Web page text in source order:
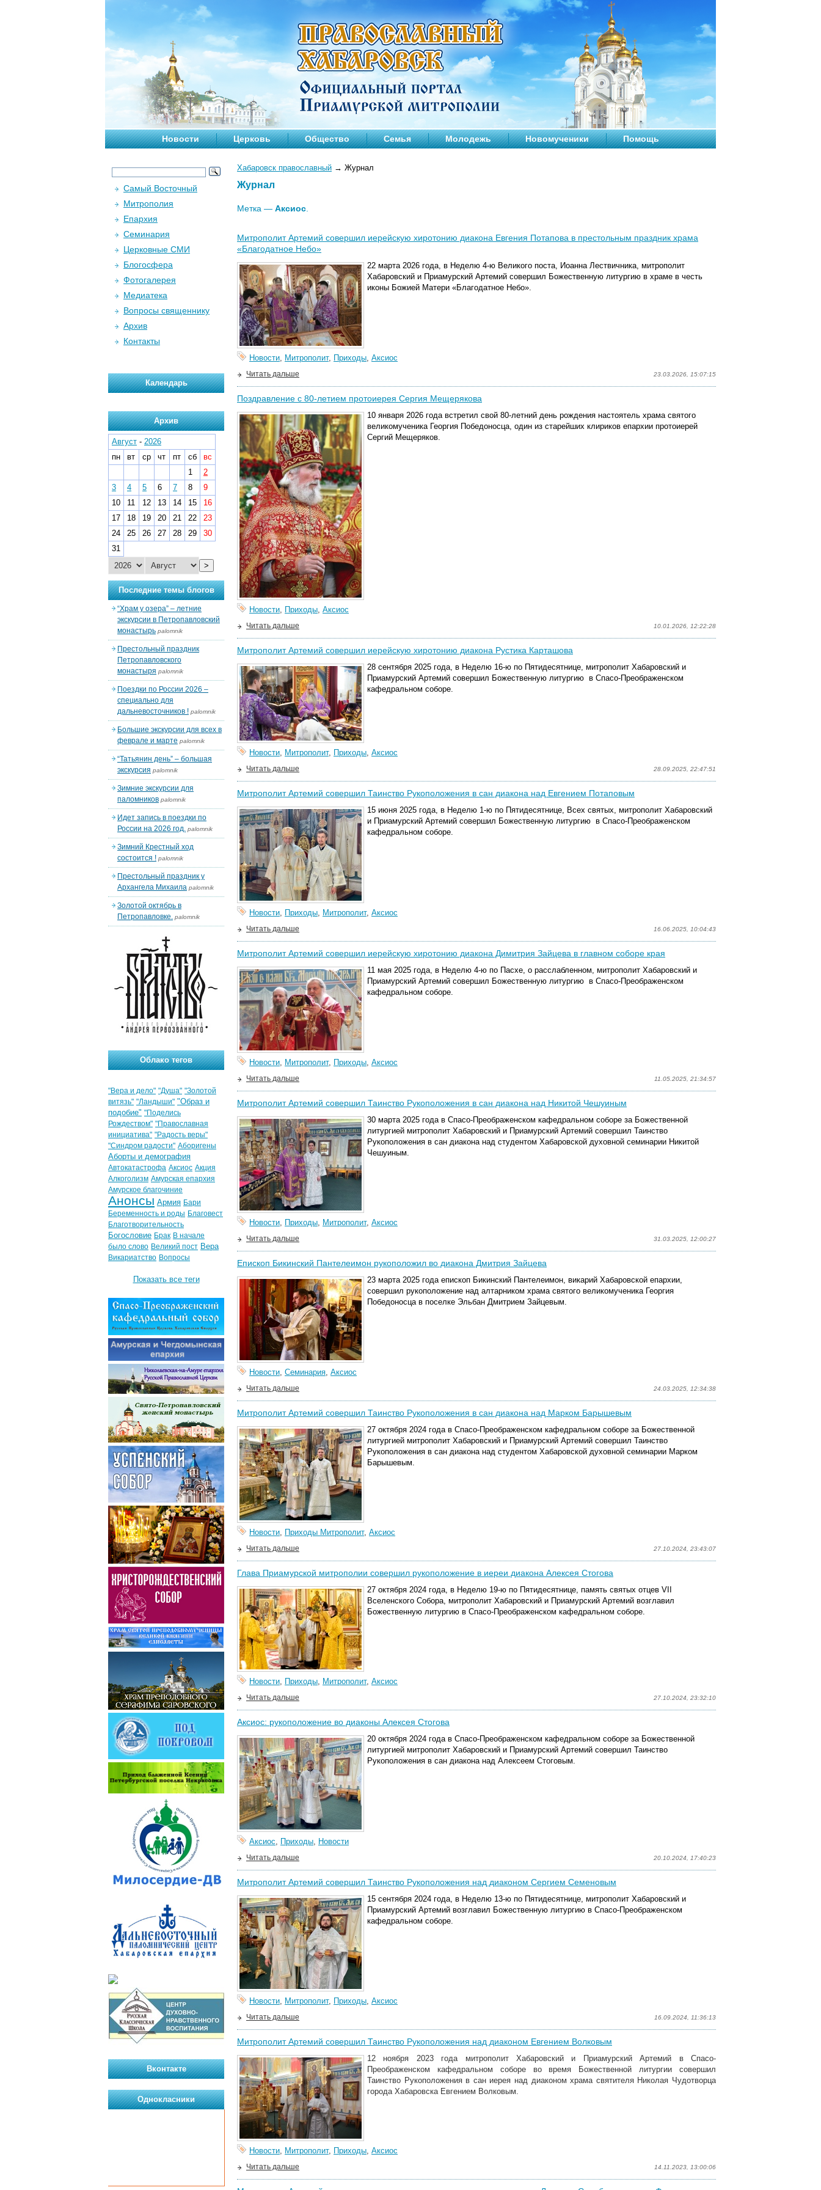
Новости Церковь Общество Семья Молодежь Новомученики Помощь
Хабаровск православный → Журнал
Журнал
Метка — Аксиос
Митрополит Артемий совершил иерейскую хиротонию диакона Евгения Потапова в престольным праздник храма
«Благодатное Небо»
22 марта 2026 года, в Неделю 4-ю Великого поста, Иоанна Лествичника, митрополит
Хабаровский и Приамурский Артемий совершил Божественную литургию в храме в честь
иконы Божией Матери «Благодатное Небо».
Новости, Митрополит, Приходы, Аксиос
23.03.2026, 15:07:15
Читать дальше
Поздравление с 80-летием протоиерея Сергия Мещерякова
10 января 2026 года встретил свой 80-летний день рождения настоятель храма святого
великомученика Георгия Победоносца, один из старейших клириков епархии протоиерей
Сергий Мещеряков.
Новости, Приходы, Аксиос
10.01.2026, 12:22:28
Читать дальше
Митрополит Артемий совершил иерейскую хиротонию диакона Рустика Карташова
28 сентября 2025 года, в Неделю 16-ю по Пятидесятнице, митрополит Хабаровский и
Приамурский Артемий совершил Божественную литургию в Спасо-Преображенском
кафедральном соборе.
Новости, Митрополит, Приходы, Аксиос
28.09.2025, 22:47:51
Читать дальше
Митрополит Артемий совершил Таинство Рукоположения в сан диакона над Евгением Потаповым
15 июня 2025 года, в Неделю 1-ю по Пятидесятнице, Всех святых, митрополит Хабаровский
и Приамурский Артемий совершил Божественную литургию в Спасо-Преображенском
кафедральном соборе.
Новости, Приходы, Митрополит, Аксиос
16.06.2025, 10:04:43
Читать дальше
Митрополит Артемий совершил иерейскую хиротонию диакона Димитрия Зайцева в главном соборе края
11 мая 2025 года, в Неделю 4-ю по Пасхе, о расслабленном, митрополит Хабаровский и
Приамурский Артемий совершил Божественную литургию в Спасо-Преображенском
кафедральном соборе.
Новости, Митрополит, Приходы, Аксиос
11.05.2025, 21:34:57
Читать дальше
Митрополит Артемий совершил Таинство Рукоположения в сан диакона над Никитой Чешуиным
30 марта 2025 года в Спасо-Преображенском кафедральном соборе за Божественной
литургией митрополит Хабаровский и Приамурский Артемий совершил Таинство
Рукоположения в сан диакона над студентом Хабаровской духовной семинарии Никитой
Чешуиным.
Новости, Приходы, Митрополит, Аксиос
31.03.2025, 12:00:27
Читать дальше
Епископ Бикинский Пантелеимон рукоположил во диакона Дмитрия Зайцева
23 марта 2025 года епископ Бикинский Пантелеимон, викарий Хабаровской епархии,
совершил рукоположение над алтарником храма святого великомученика Георгия
Победоносца в поселке Эльбан Дмитрием Зайцевым.
Новости, Семинария, Аксиос
24.03.2025, 12:34:38
Читать дальше
Митрополит Артемий совершил Таинство Рукоположения в сан диакона над Марком Барышевым
27 октября 2024 года в Спасо-Преображенском кафедральном соборе за Божественной
литургией митрополит Хабаровский и Приамурский Артемий совершил Таинство
Рукоположения в сан диакона над студентом Хабаровской духовной семинарии Марком
Барышевым.
Новости, Приходы Митрополит, Аксиос
27.10.2024, 23:43:07
Читать дальше
Глава Приамурской митрополии совершил рукоположение в иереи диакона Алексея Стогова
27 октября 2024 года, в Неделю 19-ю по Пятидесятнице, память святых отцев VII
Вселенского Собора, митрополит Хабаровский и Приамурский Артемий возглавил
Божественную литургию в Спасо-Преображенском кафедральном соборе.
Новости, Приходы, Митрополит, Аксиос
27.10.2024, 23:32:10
Читать дальше
Аксиос: рукоположение во диаконы Алексея Стогова
20 октября 2024 года в Спасо-Преображенском кафедральном соборе за Божественной
литургией митрополит Хабаровский и Приамурский Артемий совершил Таинство
Рукоположения в сан диакона над Алексеем Стоговым.
Аксиос, Приходы, Новости
20.10.2024, 17:40:23
Читать дальше
Митрополит Артемий совершил Таинство Рукоположения над диаконом Сергием Семеновым
15 сентября 2024 года, в Неделю 13-ю по Пятидесятнице, митрополит Хабаровский и
Приамурский Артемий возглавил Божественную литургию в Спасо-Преображенском
кафедральном соборе.
Новости, Митрополит, Приходы, Аксиос
16.09.2024, 11:36:13
Читать дальше
Митрополит Артемий совершил Таинство Рукоположения над диаконом Евгением Волковым
12 ноября 2023​ года​ митрополит Хабаровский и Приамурский Артемий в Спасо-
Преображенском кафедральном соборе во время Божественной литургии​ совершил
Таинство Рукоположения в сан иерея над диаконом храма святителя Николая Чудотворца
города Хабаровска Евгением Волковым.
Новости, Митрополит, Приходы, Аксиос
14.11.2023, 13:00:06
Читать дальше
Самый Восточный
Митрополия
Епархия
Семинария
Церковные СМИ
Блогосфера
Фотогалерея
Медиатека
Вопросы священнику
Архив
Контакты
Календарь
Архив
Август - 2026
пн
вт ср чт пт сб
вс
1
2
3
4 5 6 7 8
9
10
11 12 13 14 15
16
17
18 19 20 21 22
23
24
25 26 27 28 29
30
31
>
Последние темы блогов
“Храм у озера” – летние
экскурсии в Петропавловский
монастырь palomnik
Престольный праздник
Петропавловского
монастыря palomnik
Поездки по России 2026 –
специально для
дальневосточников ! palomnik
Большие экскурсии для всех в
феврале и марте palomnik
“Татьянин день” – большая
экскурсия palomnik
Зимние экскурсии для
паломников palomnik
Идет запись в поездки по
России на 2026 год. palomnik
Зимний Крестный ход
состоится ! palomnik
Престольный праздник у
Архангела Михаила palomnik
Золотой октябрь в
Петропавловке. palomnik
Облако тегов
"Вера и дело" "Душа" "Золотой
витязь" "Ландыши" "Образ и
подобие" "Поделись
Рождеством" "Православная
инициатива" "Радость веры"
"Синдром радости" Аборигены
Аборты и демография
Автокатастрофа Аксиос Акция
Алкоголизм Амурская епархия
Амурское благочиние
Анонсы Армия Бари
Беременность и роды Благовест
Благотворительность
Богословие Брак В начале
было слово Великий пост Вера
Викариатство Вопросы
Показать все теги
Вконтакте
Однокласники